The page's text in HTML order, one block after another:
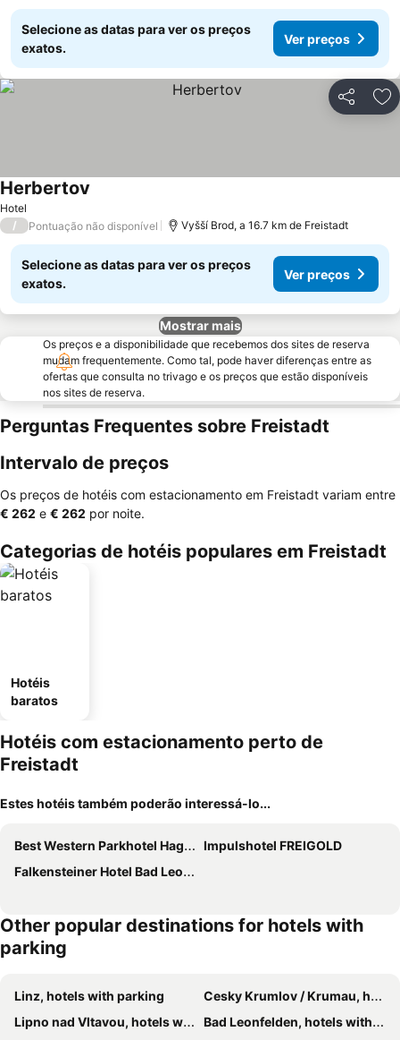
Selecione as datas para ver os preços
exatos.
Ver preços
Partilhar
Hotel
Herbertov
/ Pontuação não disponível Vyšší Brod, a 16.7 km de Freistadt
Selecione as datas para ver os preços
exatos.
Ver preços
Mostrar mais
Os preços e a disponibilidade que recebemos dos sites de reserva
mudam frequentemente. Como tal, pode haver diferenças entre as
ofertas que consulta no trivago e os preços que estão disponíveis
nos sites de reserva.
Perguntas Frequentes sobre Freistadt
Intervalo de preços
Os preços de hotéis com estacionamento em Freistadt variam entre
‎€ 262 e ‎€ 262 por noite.
Categorias de hotéis populares em Freistadt
Hotéis
baratos
Hotéis com estacionamento perto de
Freistadt
Estes hotéis também poderão interessá-lo...
Best Western Parkhotel Hagenberg
Impulshotel FREIGOLD
Falkensteiner Hotel Bad Leonfelden
Other popular destinations for hotels with
parking
Linz, hotels with parking
Cesky Krumlov / Krumau, hotels with parking
Lipno nad Vltavou, hotels with parking
Bad Leonfelden, hotels with parking